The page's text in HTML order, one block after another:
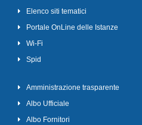
Elenco siti tematici
Portale OnLine delle Istanze
Wi-Fi
Spid
Amministrazione trasparente
Albo Ufficiale
Albo Fornitori